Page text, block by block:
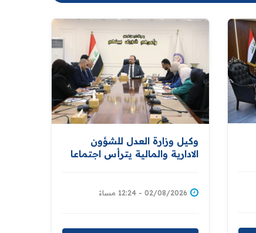
وكيل وزارة العدل للشؤون
الادارية والمالية يترأس اجتماعا
02/08/2026 - 12:24 مساءً